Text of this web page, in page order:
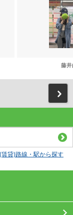
藤井
(賃貸)路線・駅から探す